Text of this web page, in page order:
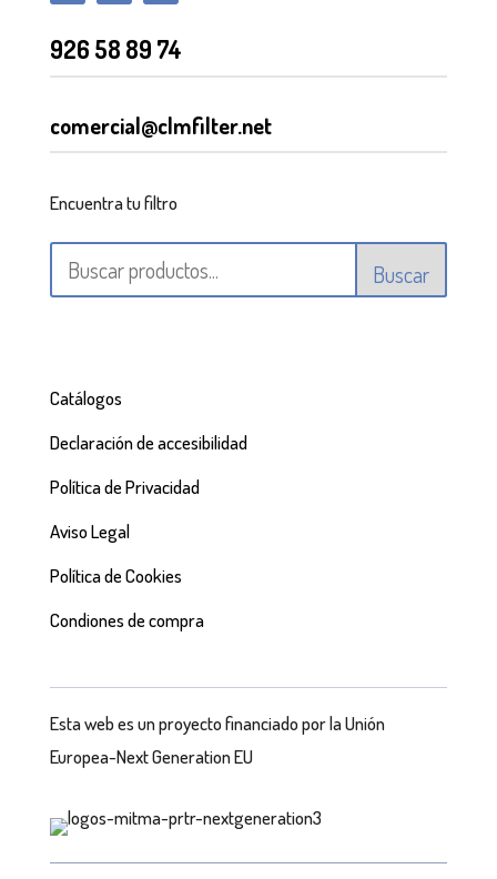
926 58 89 74
comercial@clmfilter.net
Encuentra tu filtro
Buscar
Catálogos
Declaración de accesibilidad
Política de Privacidad
Aviso Legal
Política de Cookies
Condiones de compra
Esta web es un proyecto financiado por la Unión
Europea-Next Generation EU